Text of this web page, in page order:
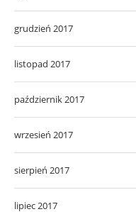
grudzień 2017
listopad 2017
październik 2017
wrzesień 2017
sierpień 2017
lipiec 2017